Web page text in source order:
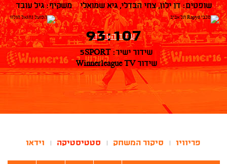
שופטים: דן ילון, צחי הבדלי, גיא שמואלי משקיף: גיל עובד
93:107
עמוד הסדרה
שידור ישיר: 5SPORT
שידור Winnerleague TV
פריוויו סיקור המשחק סטטיסטיקה וידאו